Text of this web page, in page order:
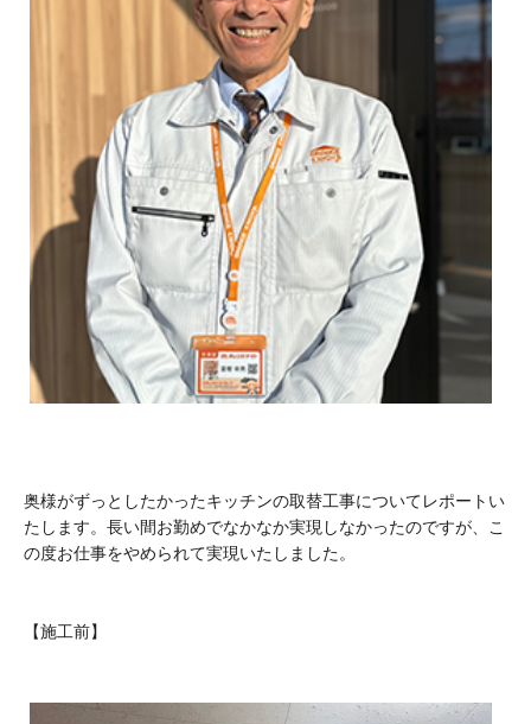
奥様がずっとしたかったキッチンの取替工事についてレポートい
たします。長い間お勤めでなかなか実現しなかったのですが、こ
の度お仕事をやめられて実現いたしました。
【施工前】